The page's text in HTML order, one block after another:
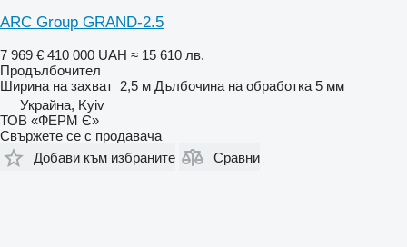
ARC Group GRAND-2.5
7 969 € 410 000 UAH ≈ 15 610 лв.
Продълбочител
Ширина на захват 2,5 м Дълбочина на обработка 5 мм
Украйна, Kyiv
ТОВ «ФЕРМ Є»
Свържете се с продавача
Добави към избраните
Сравни